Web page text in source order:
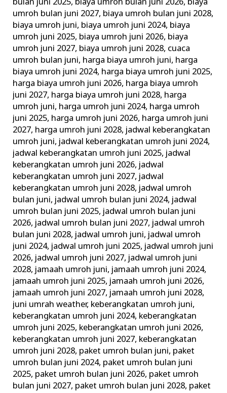
bulan juni 2025, biaya umroh bulan juni 2026, biaya
umroh bulan juni 2027, biaya umroh bulan juni 2028,
biaya umroh juni, biaya umroh juni 2024, biaya
umroh juni 2025, biaya umroh juni 2026, biaya
umroh juni 2027, biaya umroh juni 2028, cuaca
umroh bulan juni, harga biaya umroh juni, harga
biaya umroh juni 2024, harga biaya umroh juni 2025,
harga biaya umroh juni 2026, harga biaya umroh
juni 2027, harga biaya umroh juni 2028, harga
umroh juni, harga umroh juni 2024, harga umroh
juni 2025, harga umroh juni 2026, harga umroh juni
2027, harga umroh juni 2028, jadwal keberangkatan
umroh juni, jadwal keberangkatan umroh juni 2024,
jadwal keberangkatan umroh juni 2025, jadwal
keberangkatan umroh juni 2026, jadwal
keberangkatan umroh juni 2027, jadwal
keberangkatan umroh juni 2028, jadwal umroh
bulan juni, jadwal umroh bulan juni 2024, jadwal
umroh bulan juni 2025, jadwal umroh bulan juni
2026, jadwal umroh bulan juni 2027, jadwal umroh
bulan juni 2028, jadwal umroh juni, jadwal umroh
juni 2024, jadwal umroh juni 2025, jadwal umroh juni
2026, jadwal umroh juni 2027, jadwal umroh juni
2028, jamaah umroh juni, jamaah umroh juni 2024,
jamaah umroh juni 2025, jamaah umroh juni 2026,
jamaah umroh juni 2027, jamaah umroh juni 2028,
juni umrah weather, keberangkatan umroh juni,
keberangkatan umroh juni 2024, keberangkatan
umroh juni 2025, keberangkatan umroh juni 2026,
keberangkatan umroh juni 2027, keberangkatan
umroh juni 2028, paket umroh bulan juni, paket
umroh bulan juni 2024, paket umroh bulan juni
2025, paket umroh bulan juni 2026, paket umroh
bulan juni 2027, paket umroh bulan juni 2028, paket